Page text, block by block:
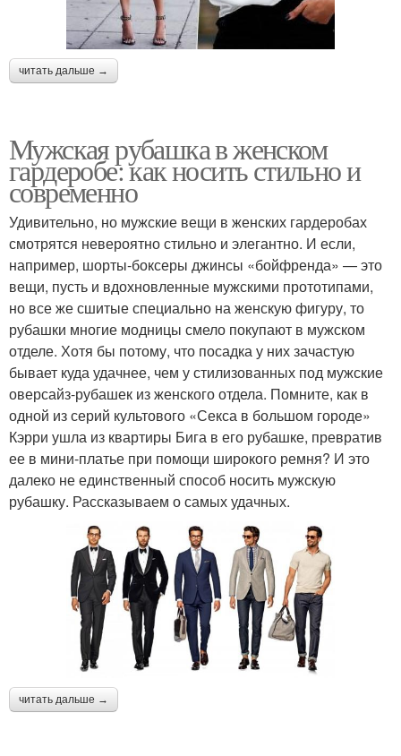
читать дальше →
Мужская рубашка в женском
гардеробе: как носить стильно и
современно
Удивительно, но мужские вещи в женских гардеробах
смотрятся невероятно стильно и элегантно. И если,
например, шорты-боксеры джинсы «бойфренда» — это
вещи, пусть и вдохновленные мужскими прототипами,
но все же сшитые специально на женскую фигуру, то
рубашки многие модницы смело покупают в мужском
отделе. Хотя бы потому, что посадка у них зачастую
бывает куда удачнее, чем у стилизованных под мужские
оверсайз-рубашек из женского отдела. Помните, как в
одной из серий культового «Секса в большом городе»
Кэрри ушла из квартиры Бига в его рубашке, превратив
ее в мини-платье при помощи широкого ремня? И это
далеко не единственный способ носить мужскую
рубашку. Рассказываем о самых удачных.
читать дальше →